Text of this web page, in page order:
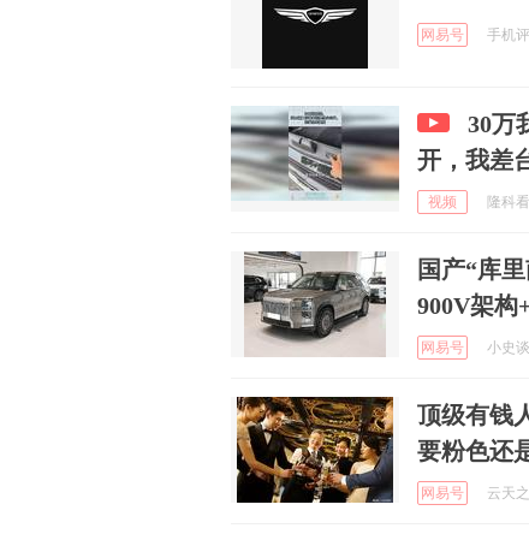
网易号 手机
30万
开，我差
视频 隆科
国产“库
900V架构
网易号 小史
顶级有钱
要粉色还
网易号 云天